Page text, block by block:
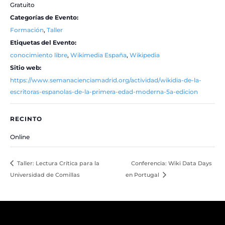
Gratuito
Categorías de Evento:
Formación, Taller
Etiquetas del Evento:
conocimiento libre, Wikimedia España, Wikipedia
Sitio web:
https://www.semanacienciamadrid.org/actividad/wikidia-de-la-
escritoras-espanolas-de-la-primera-edad-moderna-5a-edicion
RECINTO
Online
Taller: Lectura Crítica para la
Universidad de Comillas
Conferencia: Wiki Data Days
en Portugal